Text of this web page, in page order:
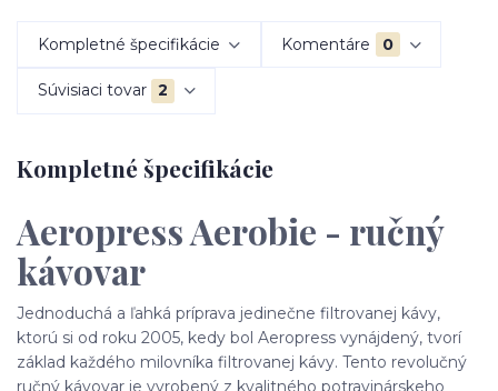
Kompletné špecifikácie Komentáre 0
Súvisiaci tovar 2
Kompletné špecifikácie
Aeropress Aerobie - ručný
kávovar
Jednoduchá a ľahká príprava jedinečne filtrovanej kávy,
ktorú si od roku 2005, kedy bol Aeropress vynájdený, tvorí
základ každého milovníka filtrovanej kávy. Tento revolučný
ručný kávovar je vyrobený z kvalitného potravinárskeho